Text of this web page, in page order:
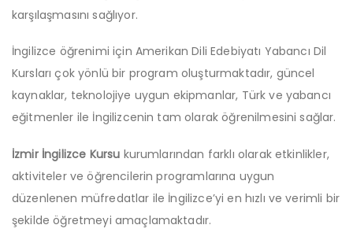
karşılaşmasını sağlıyor.
İngilizce öğrenimi için Amerikan Dili Edebiyatı Yabancı Dil
Kursları çok yönlü bir program oluşturmaktadır, güncel
kaynaklar, teknolojiye uygun ekipmanlar, Türk ve yabancı
eğitmenler ile İngilizcenin tam olarak öğrenilmesini sağlar.
İzmir İngilizce Kursu kurumlarından farklı olarak etkinlikler,
aktiviteler ve öğrencilerin programlarına uygun
düzenlenen müfredatlar ile İngilizce’yi en hızlı ve verimli bir
şekilde öğretmeyi amaçlamaktadır.